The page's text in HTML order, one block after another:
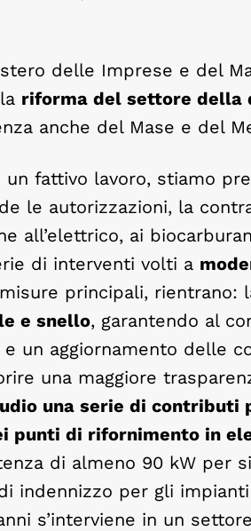
delle Imprese e del
riforma del settore della
anche del Mase e del
un fattivo lavoro, stiamo
le autorizzazioni, la
all’elettrico, ai
di interventi volti a
principali, rientrano:
e snello, garantendo al
un aggiornamento delle
una maggiore
una serie di contributi
punti di rifornimento in
di almeno 90 kW per
indennizzo per gli
s’interviene in un